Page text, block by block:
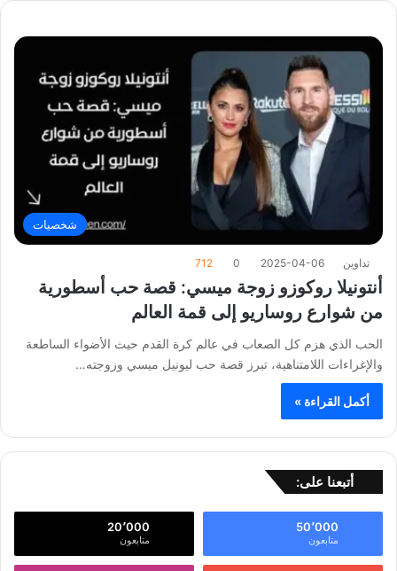
شخصيات
تداوين 2025-04-06
0
712
أنتونيلا روكوزو زوجة ميسي: قصة حب أسطورية
من شوارع روساريو إلى قمة العالم
الحب الذي هزم كل الصعاب في عالم كرة القدم حيث الأضواء الساطعة
والإغراءات اللامتناهية، تبرز قصة حب ليونيل ميسي وزوجته…
أكمل القراءة »
أتبعنا على:
50٬000
متابعون
20٬000
متابعون